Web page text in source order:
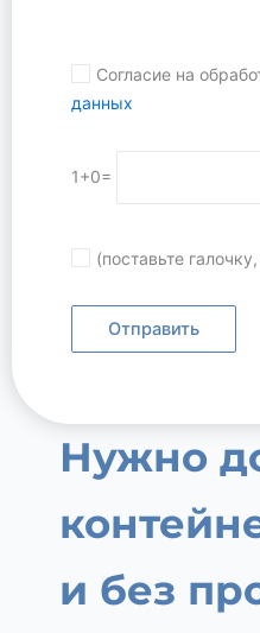
Согласие на
данных
1+0=
(поставьте
Нужно
и без